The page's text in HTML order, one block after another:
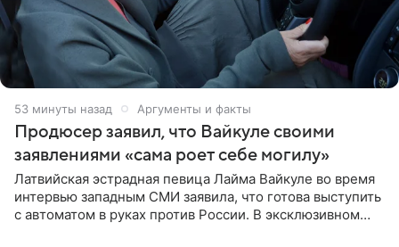
53 минуты назад Аргументы и факты
Продюсер заявил, что Вайкуле своими
заявлениями «сама роет себе могилу»
Латвийская эстрадная певица Лайма Вайкуле во время
интервью западным СМИ заявила, что готова выступить
с автоматом в руках против России. В эксклюзивном